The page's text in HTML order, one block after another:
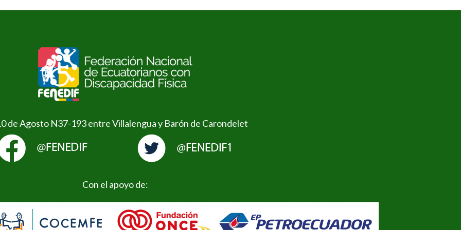
de Agosto N37-193 entre Villalengua y Barón de Carondelet
Con el apoyo de: